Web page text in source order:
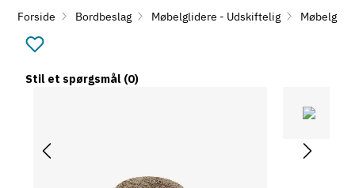
Forside Bordbeslag Møbelglidere - Udskiftelig
Stil et spørgsmål (0)